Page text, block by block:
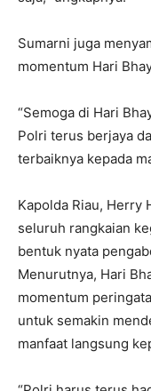
Sumarni juga
momentum Hari
“Semoga di Hari
Polri terus berjaya
terbaiknya kepada
Kapolda Riau, Herry
seluruh rangkaian
bentuk nyata
Menurutnya, Hari
momentum
untuk semakin
manfaat langsung